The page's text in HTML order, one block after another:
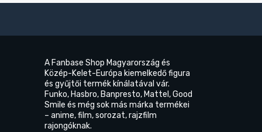
A Fanbase Shop Magyarország és
Közép-Kelet-Európa kiemelkedő figura
és gyűjtői termék kínálatával vár.
Funko, Hasbro, Banpresto, Mattel, Good
Smile és még sok más márka termékei
– anime, film, sorozat, rajzfilm
rajongóknak.